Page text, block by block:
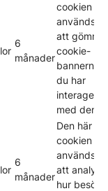
6
månader
cookien
används
att gömma
cookie-
bannern
du har
interagerat
med den.
6
månader
Den här
cookien
används
att
hur